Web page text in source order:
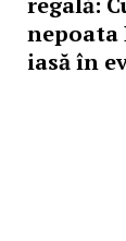
nepoata
iasă în